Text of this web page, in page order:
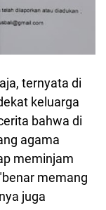
ternyata di
keluarga
bahwa di
agama
meminjam
memang
juga